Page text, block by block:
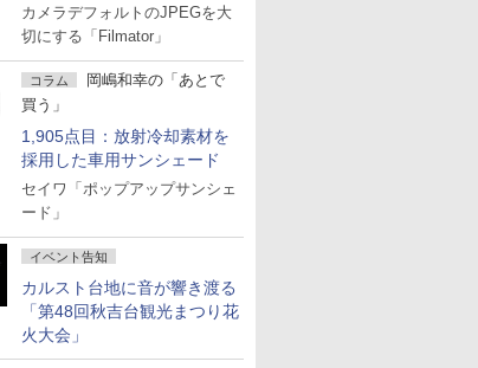
カメラデフォルトのJPEGを大
切にする「Filmator」
コラム
岡嶋和幸の「あとで
買う」
1,905点目：放射冷却素材を
採用した車用サンシェード
セイワ「ポップアップサンシェ
ード」
イベント告知
カルスト台地に音が響き渡る
「第48回秋吉台観光まつり花
火大会」